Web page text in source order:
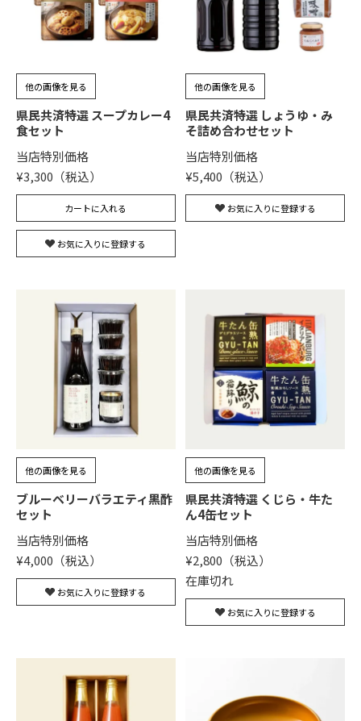
他の画像を見る
県民共済特選 スープカレー4
食セット
当店特別価格
¥3,300
カートに入れる
お気に入りに登録する
他の画像を見る
県民共済特選 しょうゆ・み
そ詰め合わせセット
当店特別価格
¥5,400
お気に入りに登録する
他の画像を見る
ブルーベリーバラエティ黒酢
セット
当店特別価格
¥4,000
お気に入りに登録する
他の画像を見る
県民共済特選 くじら・牛た
ん4缶セット
当店特別価格
¥2,800
在庫切れ
お気に入りに登録する